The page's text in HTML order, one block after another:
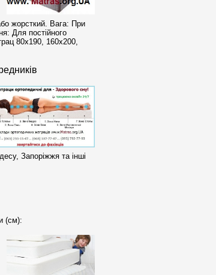
жорсткий. Вага: При
Для постійного
80x190, 160x200,
Запоріжжя та інші
(см):